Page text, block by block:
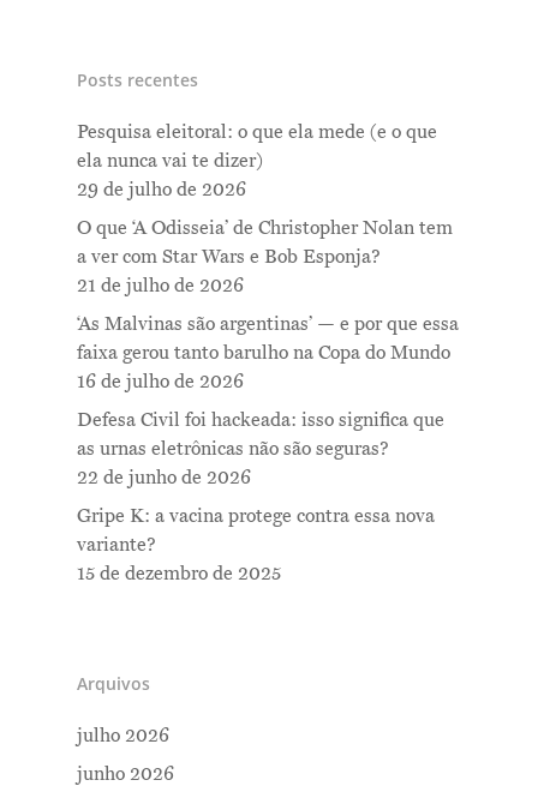
Posts recentes
Pesquisa eleitoral: o que ela mede (e o que
ela nunca vai te dizer)
29 de julho de 2026
O que ‘A Odisseia’ de Christopher Nolan tem
a ver com Star Wars e Bob Esponja?
21 de julho de 2026
‘As Malvinas são argentinas’ — e por que essa
faixa gerou tanto barulho na Copa do Mundo
16 de julho de 2026
Defesa Civil foi hackeada: isso significa que
as urnas eletrônicas não são seguras?
22 de junho de 2026
Gripe K: a vacina protege contra essa nova
variante?
15 de dezembro de 2025
Arquivos
julho 2026
junho 2026